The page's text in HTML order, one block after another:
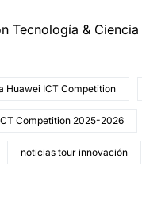
Tecnología & Ciencia
Huawei ICT Competition
Competition 2025-2026
noticias tour innovación